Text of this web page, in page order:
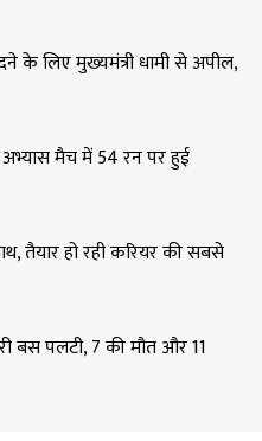
के लिए मुख्यमंत्री धामी से अपील,
अभ्यास मैच में 54 रन पर हुई
तैयार हो रही करियर की सबसे
बस पलटी, 7 की मौत और 11